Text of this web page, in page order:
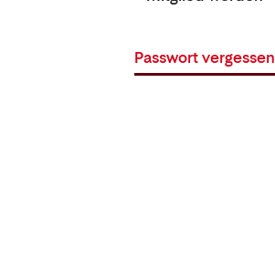
Passwort vergessen